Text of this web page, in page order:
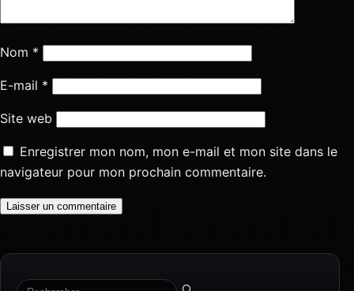
Nom *
E-mail *
Site web
Enregistrer mon nom, mon e-mail et mon site dans le
navigateur pour mon prochain commentaire.